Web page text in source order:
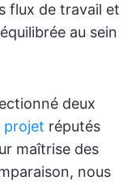
flux de travail et
au sein
deux
projet réputés
maîtrise des
nous